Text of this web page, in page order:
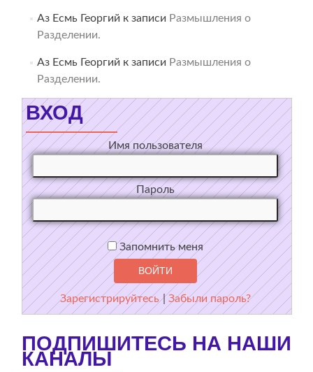
Аз Есмь Георгий к записи Размышления о
Разделении.
Аз Есмь Георгий к записи Размышления о
Разделении.
ВХОД
Имя пользователя
Пароль
Запомнить меня
Зарегистрируйтесь |Забыли пароль?
ПОДПИШИТЕСЬ НА НАШИ
КАНАЛЫ